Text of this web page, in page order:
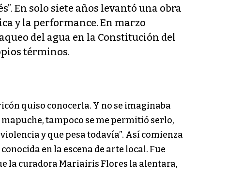
En solo siete años levantó una obra
y la performance. En marzo
del agua en la Constitución del
términos.
quiso conocerla. Y no se imaginaba
tampoco se me permitió serlo,
y que pesa todavía”. Así comienza
en la escena de arte local. Fue
la curadora Mariairis Flores la alentara,